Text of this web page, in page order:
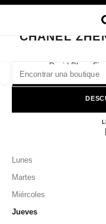
las sugerencias se
0 Sugerencias
CERRAR TARJETA DE
CHANEL
David Plaza
Lunes
Martes
Miércoles
Jueves
resultado de los filtros